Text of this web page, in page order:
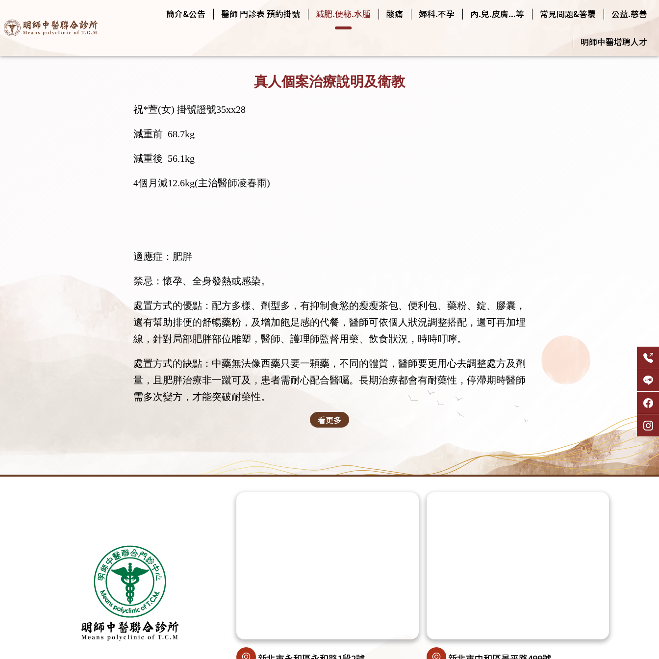
簡介&公告 醫師 門診表 預約掛號 減肥.便秘.水腫 酸痛 婦科.不孕 內.兒.皮膚...等 常見問題&答覆 公益.慈善
明師中醫增聘人才
真人個案治療說明及衛教
祝*萱(女) 掛號證號35xx28
減重前 68.7kg
減重後 56.1kg
4個月減12.6kg(主治醫師凌春雨)
適應症：肥胖
禁忌：懷孕、全身發熱或感染。
處置方式的優點：配方多樣、劑型多，有抑制食慾的瘦瘦茶包、便利包、藥粉、錠、膠囊，
還有幫助排便的舒暢藥粉，及增加飽足感的代餐，醫師可依個人狀況調整搭配，還可再加埋
線，針對局部肥胖部位雕塑，醫師、護理師監督用藥、飲食狀況，時時叮嚀。
處置方式的缺點：中藥無法像西藥只要一顆藥，不同的體質，醫師要更用心去調整處方及劑
量，且肥胖治療非一蹴可及，患者需耐心配合醫囑。長期治療都會有耐藥性，停滯期時醫師
需多次變方，才能突破耐藥性。
看更多